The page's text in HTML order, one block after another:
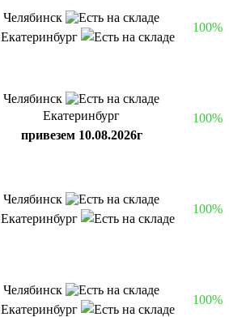
Челябинск
Екатеринбург
100%
Челябинск
Екатеринбург
привезем 10.08.2026г
100%
Челябинск
Екатеринбург
100%
Челябинск
Екатеринбург
100%